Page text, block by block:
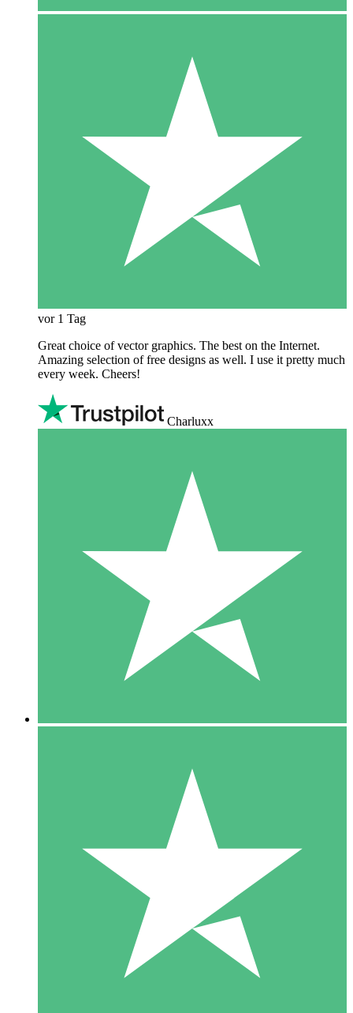
vor 1 Tag
Great choice of vector graphics. The best on the Internet.
Amazing selection of free designs as well. I use it pretty much
every week. Cheers!
Charluxx